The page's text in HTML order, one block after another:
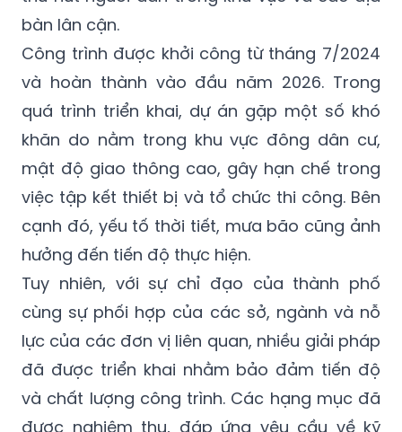
bàn lân cận.
Công trình được khởi công từ tháng 7/2024
và hoàn thành vào đầu năm 2026. Trong
quá trình triển khai, dự án gặp một số khó
khăn do nằm trong khu vực đông dân cư,
mật độ giao thông cao, gây hạn chế trong
việc tập kết thiết bị và tổ chức thi công. Bên
cạnh đó, yếu tố thời tiết, mưa bão cũng ảnh
hưởng đến tiến độ thực hiện.
Tuy nhiên, với sự chỉ đạo của thành phố
cùng sự phối hợp của các sở, ngành và nỗ
lực của các đơn vị liên quan, nhiều giải pháp
đã được triển khai nhằm bảo đảm tiến độ
và chất lượng công trình. Các hạng mục đã
được nghiệm thu, đáp ứng yêu cầu về kỹ